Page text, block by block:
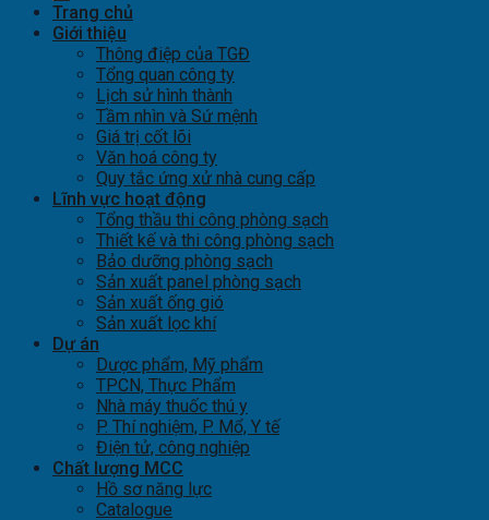
Trang chủ
Giới thiệu
Thông điệp của TGĐ
Tổng quan công ty
Lịch sử hình thành
Tầm nhìn và Sứ mệnh
Giá trị cốt lõi
Văn hoá công ty
Quy tắc ứng xử nhà cung cấp
Lĩnh vực hoạt động
Tổng thầu thi công phòng sạch
Thiết kế và thi công phòng sạch
Bảo dưỡng phòng sạch
Sản xuất panel phòng sạch
Sản xuất ống gió
Sản xuất lọc khí
Dự án
Dược phẩm, Mỹ phẩm
TPCN, Thực Phẩm
Nhà máy thuốc thú y
P. Thí nghiệm, P. Mổ, Y tế
Điện tử, công nghiệp
Chất lượng MCC
Hồ sơ năng lực
Catalogue